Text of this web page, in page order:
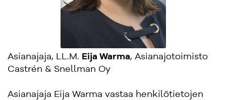
Asianajaja, LL.M. Eija Warma, Asianajotoimisto
Castrén & Snellman Oy
Asianajaja Eija Warma vastaa henkilötietojen